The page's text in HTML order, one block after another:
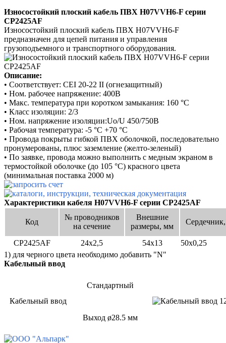
Износостойкий плоский кабель ПВХ H07VVH6-F серии
CP2425AF
Износостойкий плоский кабель ПВХ H07VVH6-F
предназначен для цепей питания и управления
грузоподъемного и транспортного оборудования.
Описание:
• Соответствует: CEI 20-22 II (огнезащитный)
• Ном. рабочее напряжение: 400В
• Макс. температура при коротком замыкания: 160 °C
• Класс изоляции: 2/3
• Ном. напряжение изоляции:Uo/U 450/750В
• Рабочая температура: -5 °C +70 °C
• Провода покрыты гибкой ПВХ оболочкой, последовательно
пронумерованы, плюс заземление (желто-зеленый)
• По заявке, провода можно выполнить с медным экраном в
термостойкой оболочке (до 105 °С) красного цвета
(минимальная поставка 2000 м)
Характеристики кабеля H07VVH6-F серии CP2425AF
Код
№ проводников
на сечение
Внешние
размеры, мм
CP2425AF 24х2,5 54х13
50х0,25
1) для черного цвета необходимо добавить "N"
Кабельный ввод
Кабельный ввод
Стандартный
Выход ø28.5 мм